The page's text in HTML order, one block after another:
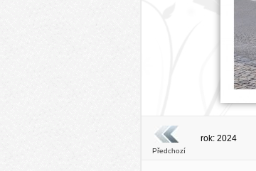
Předchozí
rok: 2024